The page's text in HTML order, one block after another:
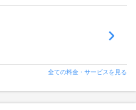
全ての料金・サービスを見る